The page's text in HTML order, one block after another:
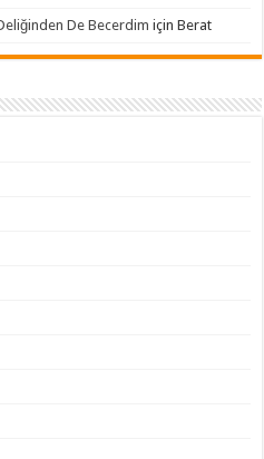
De Becerdim içinBerat